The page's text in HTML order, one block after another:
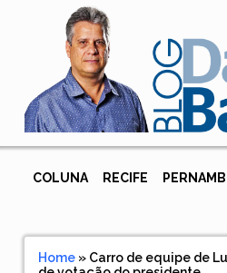
COLUNA RECIFE
Home» Carro de equipe de